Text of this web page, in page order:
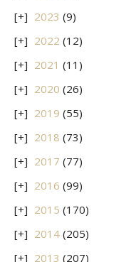
2023 (9)
2022 (12)
2021 (11)
2020 (26)
2019 (55)
2018 (73)
2017 (77)
2016 (99)
2015 (170)
2014 (205)
2013 (207)